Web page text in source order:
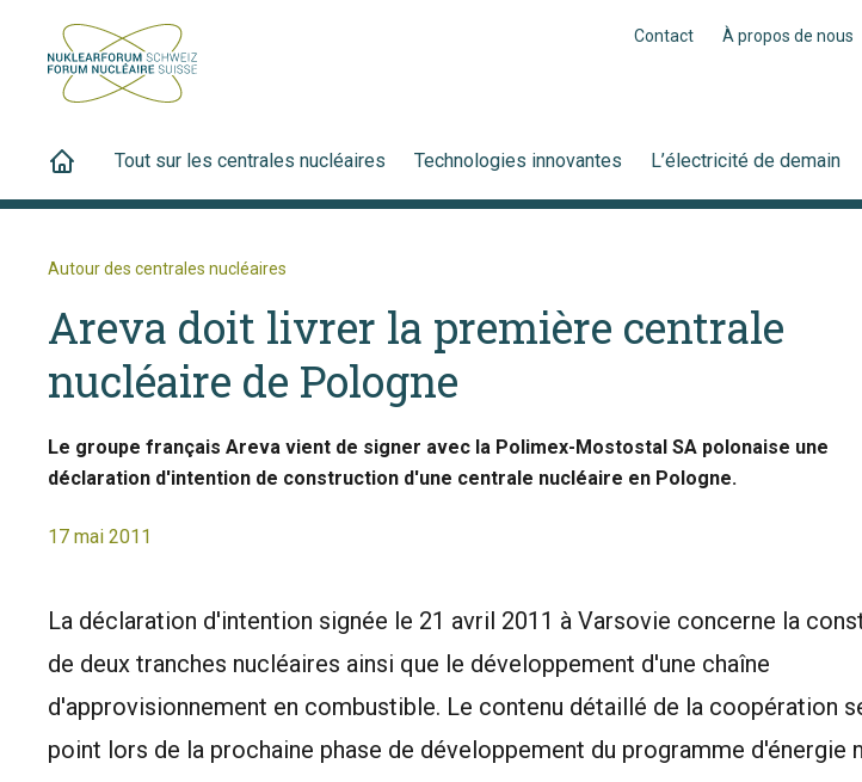
Contact À propos de nous
Tout sur les centrales nucléaires Technologies innovantes L’électricité de demain
Autour des centrales nucléaires
Areva doit livrer la première centrale
nucléaire de Pologne
Le groupe français Areva vient de signer avec la Polimex-Mostostal SA polonaise une
déclaration d'intention de construction d'une centrale nucléaire en Pologne.
17 mai 2011
La déclaration d'intention signée le 21 avril 2011 à Varsovie concerne la
de deux tranches nucléaires ainsi que le développement d'une chaîne
d'approvisionnement en combustible. Le contenu détaillé de la coopération
point lors de la prochaine phase de développement du programme d'énergie